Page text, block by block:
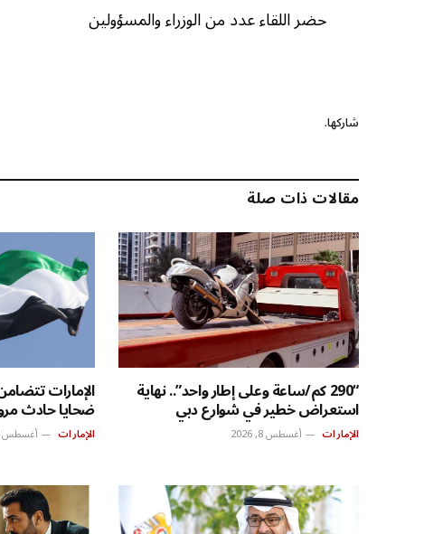
حضر اللقاء عدد من الوزراء والمسؤولين
شاركها.
مقالات ذات صلة
“290 كم/ساعة وعلى إطار واحد”.. نهاية
استعراض خطير في شوارع دبي
الإمارات أغسطس 8, 2026
الإمارات
ضحايا حادث
الإمارات أغسطس 8, 2026